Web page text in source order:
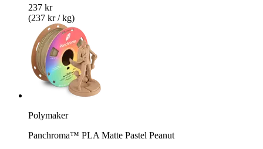
237 kr
(237 kr / kg)
Polymaker
Panchroma™ PLA Matte Pastel Peanut